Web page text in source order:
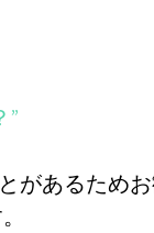
”
があるため